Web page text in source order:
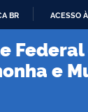
PARA
CONTEÚDO
BR ACESSO
Federal
e